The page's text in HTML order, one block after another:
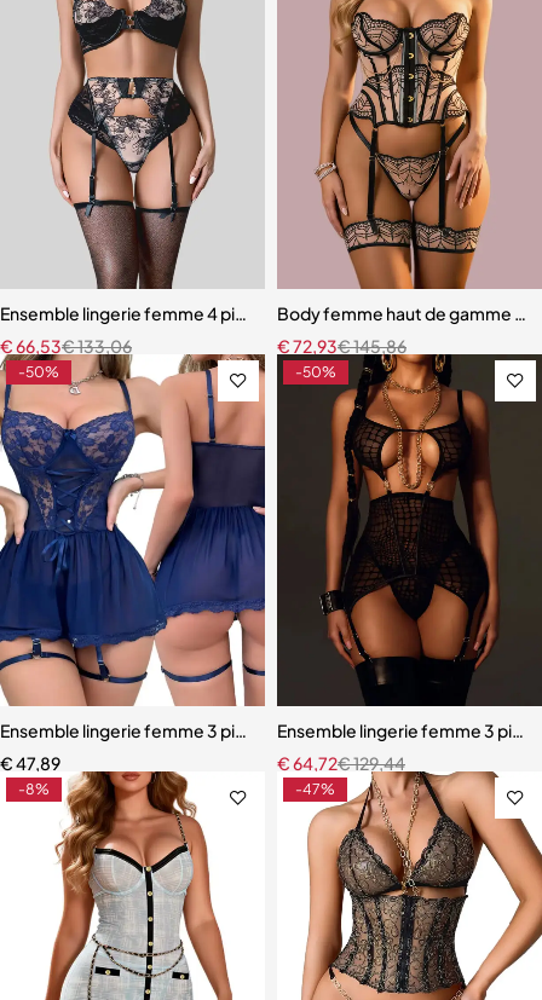
Ensemble lingerie femme 4 pièces – Broderie florale contrastée
€133,06
€66,53
Body femme haut de gamme –
€145,86
€72,93
-50%
Ensemble lingerie femme 3 pièces – Soutien-gorge, culotte et
€47,89
-50%
Ensemble lingerie femme 3
€129,44
€64,72
-8% -47%